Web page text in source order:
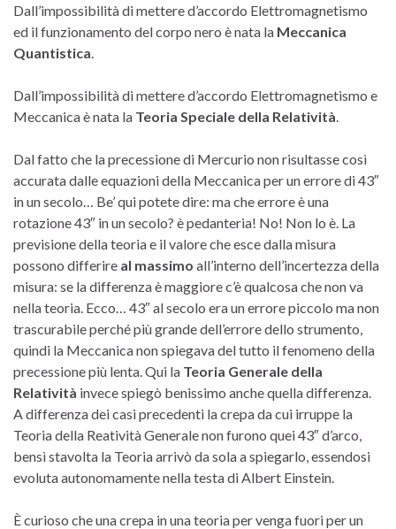
Dall’impossibilità di mettere d’accordo Elettromagnetismo
ed il funzionamento del corpo nero è nata la Meccanica
Quantistica
Dall’impossibilità di mettere d’accordo Elettromagnetismo e
Meccanica è nata la Teoria Speciale della Relatività
Dal fatto che la precessione di Mercurio non risultasse così
accurata dalle equazioni della Meccanica per un errore di 43″
in un secolo… Be’ qui potete dire: ma che errore è una
rotazione 43″ in un secolo? è pedanteria! No! Non lo è. La
previsione della teoria e il valore che esce dalla misura
possono differire al massimo all’interno dell’incertezza della
misura: se la differenza è maggiore c’è qualcosa che non va
nella teoria. Ecco… 43″ al secolo era un errore piccolo ma non
trascurabile perché più grande dell’errore dello strumento,
quindi la Meccanica non spiegava del tutto il fenomeno della
precessione più lenta. Qui la Teoria Generale della
Relatività invece spiegò benissimo anche quella differenza.
A differenza dei casi precedenti la crepa da cui irruppe la
Teoria della Reatività Generale non furono quei 43″ d’arco,
bensì stavolta la Teoria arrivò da sola a spiegarlo, essendosi
evoluta autonomamente nella testa di Albert Einstein.
È curioso che una crepa in una teoria per venga fuori per un